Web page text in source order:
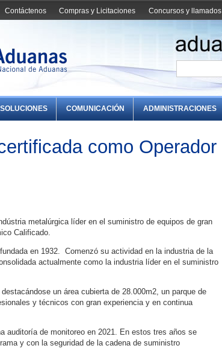
Concursos y llamados
Compras y Licitaciones
Contáctenos
COMUNICACIÓN ADMINISTRACIONES
como Operador
metalúrgica líder en el suministro de equipos de gran
Calificado.
en 1932. Comenzó su actividad en la industria de la
actualmente como la industria líder en el suministro
un área cubierta de 28.000m2, un parque de
y técnicos con gran experiencia y en continua
auditoría de monitoreo en 2021. En estos tres años se
y con la seguridad de la cadena de suministro